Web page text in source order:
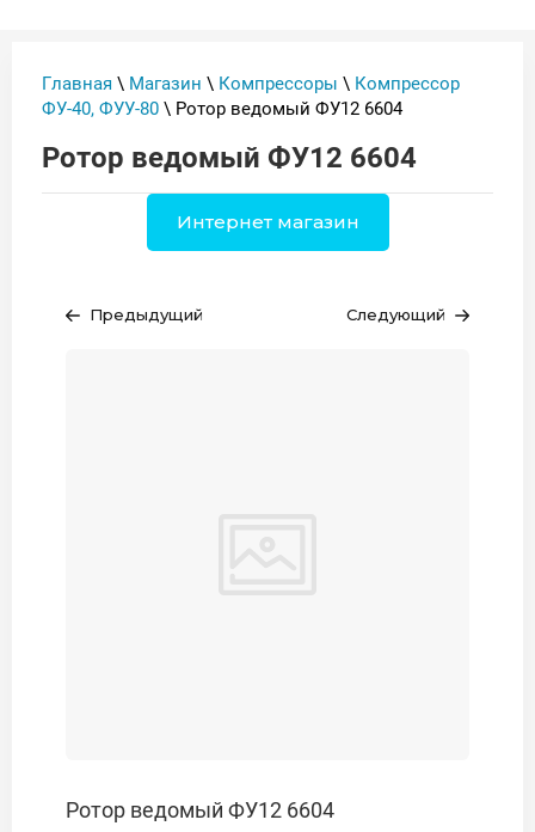
Главная \ Магазин \ Компрессоры \ Компрессор
ФУ-40, ФУУ-80 \ Ротор ведомый ФУ12 6604
Ротор ведомый ФУ12 6604
Интернет магазин
Предыдущий Следующий
Ротор ведомый ФУ12 6604